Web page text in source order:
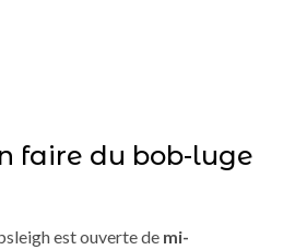
faire du bob-luge
est ouverte de mi-